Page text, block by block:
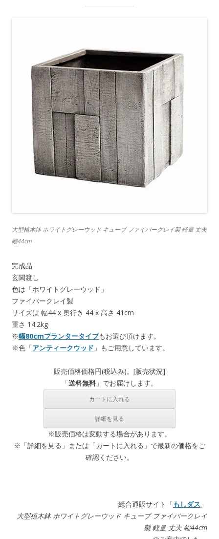
大型植木鉢 ホワイトグレーウッド キューブ ファイバークレイ製 軽量 丈夫
幅44cm
完成品
玄関渡し
色は「ホワイトグレーウッド」
ファイバークレイ製
サイズは 幅44 x 奥行き 44 x 高さ 41cm
重さ 14.2kg
※幅80cmプランタータイプもお選び頂けます。
※色「アンティークウッド 」もご用意しています。
販売価格価格円(税込み)。[販売状況]
「送料無料 」でお届けします。
※販売価格は変動する場合があります。
※「詳細を見る」または「カートに入れる」で最新の価格をご
確認ください。
総合通販サイト「もしダス 」
大型植木鉢 ホワイトグレーウッド キューブ ファイバークレイ
製 軽量 丈夫 幅44cm